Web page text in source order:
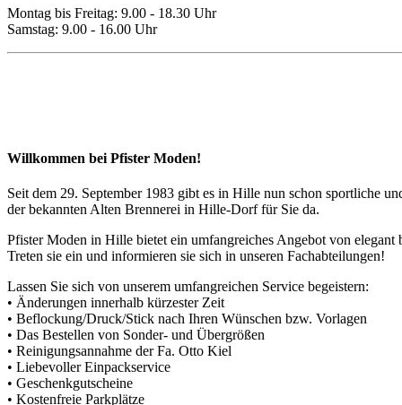
Montag bis Freitag: 9.00 - 18.30 Uhr
Samstag: 9.00 - 16.00 Uhr
Willkommen bei Pfister Moden!
Seit dem 29. September 1983 gibt es in Hille nun schon sportliche
der bekannten Alten Brennerei in Hille-Dorf für Sie da.
Pfister Moden in Hille bietet ein umfangreiches Angebot von elegant
Treten sie ein und informieren sie sich in unseren Fachabteilungen!
Lassen Sie sich von unserem umfangreichen Service begeistern:
• Änderungen innerhalb kürzester Zeit
• Beflockung/Druck/Stick nach Ihren Wünschen bzw. Vorlagen
• Das Bestellen von Sonder- und Übergrößen
• Reinigungsannahme der Fa. Otto Kiel
• Liebevoller Einpackservice
• Geschenkgutscheine
• Kostenfreie Parkplätze